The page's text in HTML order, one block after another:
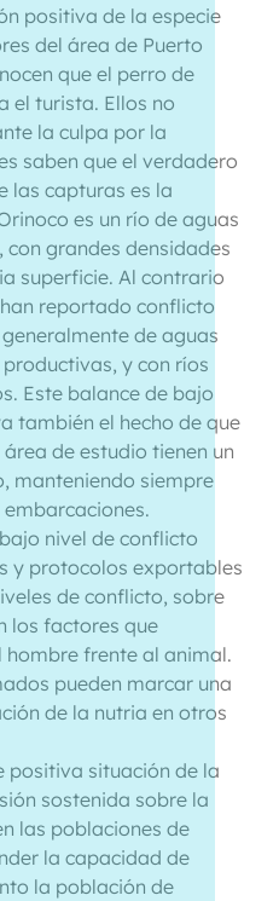
positiva de la especie
del área de Puerto
que el perro de
el turista. Ellos no
la culpa por la
saben que el verdadero
las capturas es la
es un río de aguas
grandes densidades
superficie. Al contrario
reportado conflicto
de aguas
y con ríos
Este balance de bajo
también el hecho de que
de estudio tienen un
manteniendo siempre
nivel de conflicto
y protocolos exportables
de conflicto, sobre
los factores que
frente al animal.
pueden marcar una
de la nutria en otros
positiva situación de la
sostenida sobre la
las poblaciones de
la capacidad de
la población de